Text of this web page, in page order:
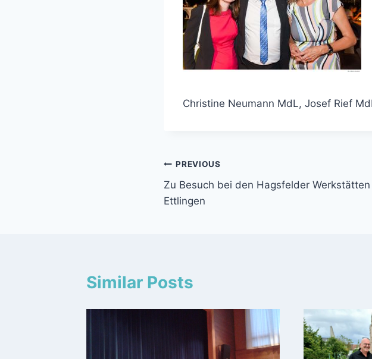
Christine Neumann MdL, Josef Rief
Beitragsnavigation
PREVIOUS
Zu Besuch bei den Hagsfelder Werkstätten
Ettlingen
Similar Posts